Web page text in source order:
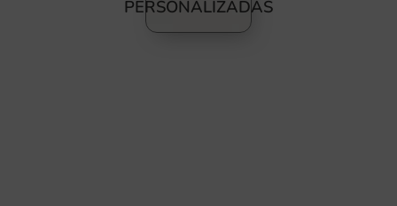
PERSONALIZADAS